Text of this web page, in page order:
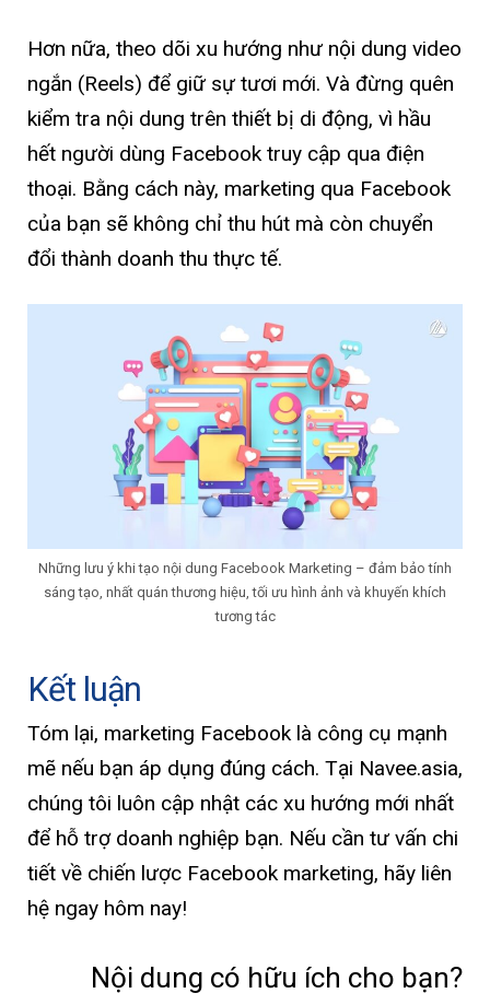
Hơn nữa, theo dõi xu hướng như nội dung video
ngắn (Reels) để giữ sự tươi mới. Và đừng quên
kiểm tra nội dung trên thiết bị di động, vì hầu
hết người dùng Facebook truy cập qua điện
thoại. Bằng cách này, marketing qua Facebook
của bạn sẽ không chỉ thu hút mà còn chuyển
đổi thành doanh thu thực tế.
Những lưu ý khi tạo nội dung Facebook Marketing – đảm bảo tính
sáng tạo, nhất quán thương hiệu, tối ưu hình ảnh và khuyến khích
tương tác
Kết luận
Tóm lại, marketing Facebook là công cụ mạnh
mẽ nếu bạn áp dụng đúng cách. Tại Navee.asia,
chúng tôi luôn cập nhật các xu hướng mới nhất
để hỗ trợ doanh nghiệp bạn. Nếu cần tư vấn chi
tiết về chiến lược Facebook marketing, hãy liên
hệ ngay hôm nay!
Nội dung có hữu ích cho bạn?